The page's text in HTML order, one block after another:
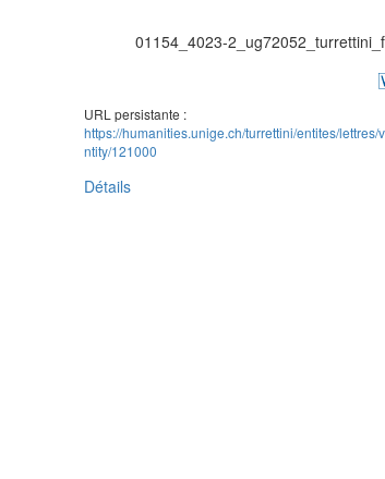
01154_4023-
URL persistante :
https://humanities.unige.ch/turrettini/entites/lettres/
ntity/121000
Détails